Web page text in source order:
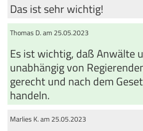
Das ist sehr wichtig!
Thomas D. am 25.05.2023
Es ist wichtig, daß Anwälte
unabhängig von
gerecht und nach dem
handeln.
Marlies K. am 25.05.2023